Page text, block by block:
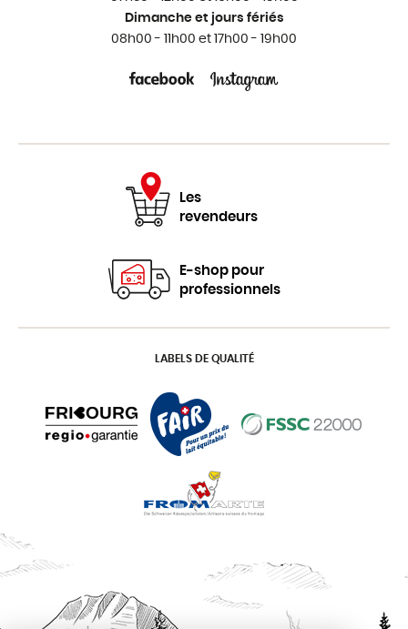
Dimanche et jours fériés
08h00 - 11h00 et 17h00 - 19h00
Les
revendeurs
E-shop pour
professionnels
LABELS DE QUALITÉ